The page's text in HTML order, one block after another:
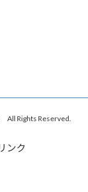
Rights Reserved.
ンク